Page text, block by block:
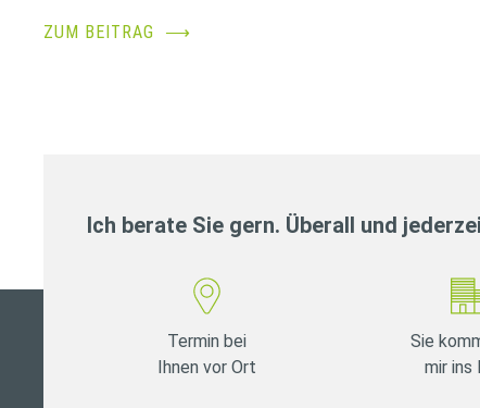
ZUM BEITRAG ⟶
Ich berate Sie gern. Überall und
Termin bei
Ihnen vor Ort
Sie
mir ins